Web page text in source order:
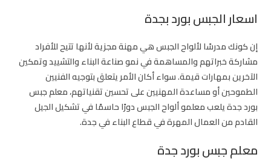
اسعار الجبس بورد بجدة
إن كونك مدرسًا لألواح الجبس هي مهنة مجزية لأنها تتيح للأفراد
مشاركة خبراتهم والمساهمة في نمو صناعة البناء والتشييد وتمكين
الآخرين بمهارات قيمة. سواء أكان الأمر يتعلق بتوجيه الفنيين
الطموحين أو مساعدة المهنيين على تحسين تقنياتهم،معلم جبس
بورد جدةيلعب معلمو ألواح الجبس دورًا حاسمًا في تشكيل الجيل
القادم من العمال المهرة في قطاع البناء في جدة.
معلم جبس بورد جدة